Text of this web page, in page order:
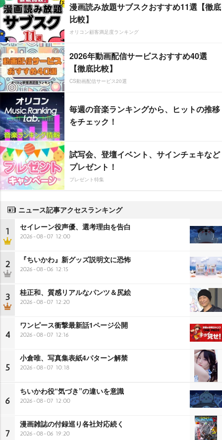
漫画読み放題サブスクおすすめ11選【徹底
比較】
オリコン顧客満足度ランキング
2026年動画配信サービスおすすめ40選
【徹底比較】
CS動画配信サービス20選
毎週の音楽ランキングから、ヒットの推移
をチェック！
試写会、登壇イベント、サインチェキなど
プレゼント！
プレゼント特集
ニュース記事アクセスランキング
1 セイレーン役声優、選考理由を告白
2026-08-07 12:00
2 『ちいかわ』新グッズ説明文に恐怖
2026-08-06 12:15
3 桂正和、質感リアルなパンツ＆尻絵
2026-08-07 12:20
4
ワンピース衝撃最新話1ページ公開
2026-08-07 12:16
5
小倉唯、写真集表紙4パターン解禁
2026-08-07 10:18
6
ちいかわ役“気づき”の違いを意識
2026-08-07 12:00
7
漫画雑誌の付録巡り各社対応続く
2026-08-06 19:20